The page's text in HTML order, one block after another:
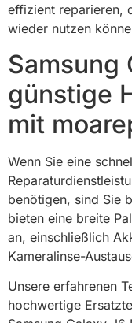
effizient reparieren,
wieder nutzen
Samsung
günstige
mit
Wenn Sie eine
benötigen, sind Sie
bieten eine breite
an, einschließlich
Kameralinse-
Unsere erfahrenen
hochwertige